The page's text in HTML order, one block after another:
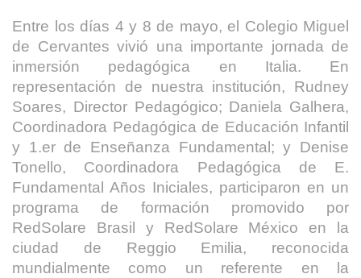
Entre los días 4 y 8 de mayo, el Colegio Miguel
de Cervantes vivió una importante jornada de
inmersión pedagógica en Italia. En
representación de nuestra institución, Rudney
Soares, Director Pedagógico; Daniela Galhera,
Coordinadora Pedagógica de Educación Infantil
y 1.er de Enseñanza Fundamental; y Denise
Tonello, Coordinadora Pedagógica de E.
Fundamental Años Iniciales, participaron en un
programa de formación promovido por
RedSolare Brasil y RedSolare México en la
ciudad de Reggio Emilia, reconocida
mundialmente como un referente en la